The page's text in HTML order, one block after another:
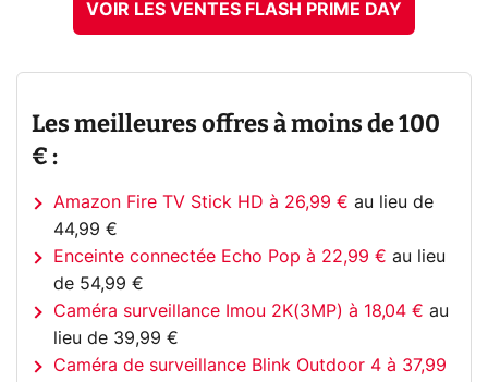
VOIR LES VENTES FLASH PRIME DAY
Les meilleures offres à moins de 100
€ :
Amazon Fire TV Stick HD à 26,99 € au lieu de
44,99 €
Enceinte connectée Echo Pop à 22,99 € au lieu
de 54,99 €
Caméra surveillance Imou 2K(3MP) à 18,04 € au
lieu de 39,99 €
Caméra de surveillance Blink Outdoor 4 à 37,99